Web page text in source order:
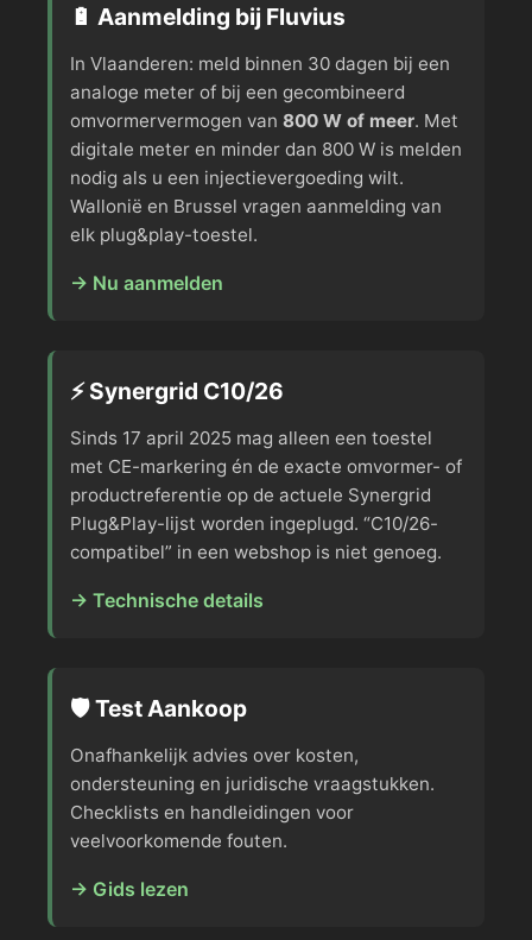
🔋 Aanmelding bij Fluvius
In Vlaanderen: meld binnen 30 dagen bij een
analoge meter of bij een gecombineerd
omvormervermogen van 800 W of meer. Met
digitale meter en minder dan 800 W is melden
nodig als u een injectievergoeding wilt.
Wallonië en Brussel vragen aanmelding van
elk plug&play-toestel.
→ Nu aanmelden
⚡ Synergrid C10/26
Sinds 17 april 2025 mag alleen een toestel
met CE-markering én de exacte omvormer- of
productreferentie op de actuele Synergrid
Plug&Play-lijst worden ingeplugd. “C10/26-
compatibel” in een webshop is niet genoeg.
→ Technische details
🛡️ Test Aankoop
Onafhankelijk advies over kosten,
ondersteuning en juridische vraagstukken.
Checklists en handleidingen voor
veelvoorkomende fouten.
→ Gids lezen